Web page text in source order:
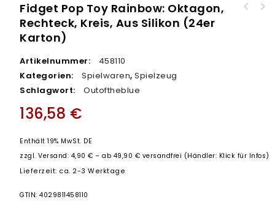
Fidget Pop Toy Rainbow: Oktagon,
Rechteck, Kreis, Aus Silikon (24er
Karton)
Artikelnummer:
458110
Kategorien:
Spielwaren,Spielzeug
Schlagwort:
Outoftheblue
136,58 €
Enthält 19% MwSt. DE
zzgl.Versand: 4,90 € – ab 49,90 € versandfrei (Händler: Klick für Infos)
Lieferzeit: ca. 2-3 Werktage
GTIN: 4029811458110